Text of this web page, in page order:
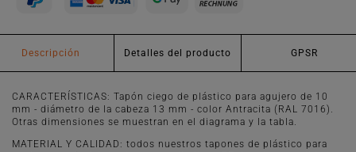
Descripción Detalles del producto GPSR
CARACTERÍSTICAS: Tapón ciego de plástico para agujero de 10
mm - diámetro de la cabeza 13 mm - color Antracita (RAL 7016).
Otras dimensiones se muestran en el diagrama y la tabla.
MATERIAL Y CALIDAD: todos nuestros tapones de plástico para